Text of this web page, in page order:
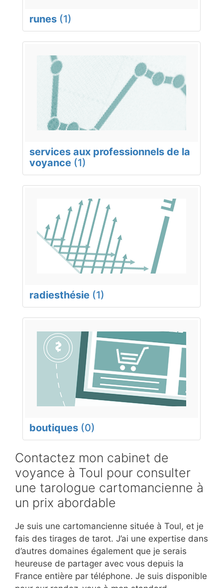
runes (1)
services aux professionnels de la
voyance (1)
radiesthésie (1)
boutiques (0)
Contactez mon cabinet de
voyance à Toul pour consulter
une tarologue cartomancienne à
un prix abordable
Je suis une cartomancienne située à Toul, et je
fais des tirages de tarot. J’ai une expertise dans
d’autres domaines également que je serais
heureuse de partager avec vous depuis la
France entière par téléphone. Je suis disponible